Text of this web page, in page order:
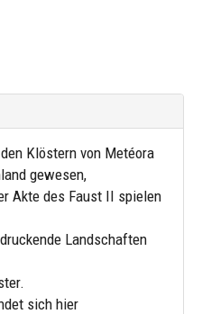
Klöstern von Metéora
gewesen,
Akte des Faust II spielen
Landschaften
sich hier